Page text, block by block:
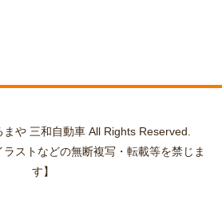
や 三和自動車 All Rights Reserved.
ラストなどの無断複写・転載等を禁じま
す】